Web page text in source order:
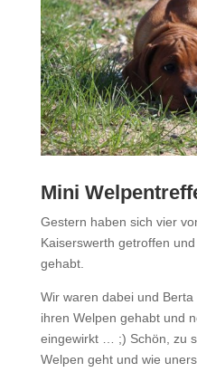
Mini
Gestern haben sich vier
Kaiserswerth getroffen
gehabt.
Wir waren dabei und
ihren Welpen gehabt und
eingewirkt … ;) Schön, zu
Welpen geht und wie